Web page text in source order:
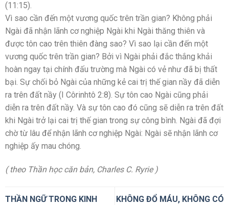
(11:15).
Vì sao cần đến một vương quốc trên trần gian? Không phải
Ngài đã nhận lãnh cơ nghiệp Ngài khi Ngài thăng thiên và
được tôn cao trên thiên đàng sao? Vì sao lại cần đến một
vương quốc trên trần gian? Bởi vì Ngài phải đắc thắng khải
hoàn ngay tại chính đấu trường mà Ngài có vẻ như đã bị thất
bại. Sự chối bỏ Ngài của những kẻ cai trị thế gian nầy đã diễn
ra trên đất nầy (I Côrinhtô 2:8). Sự tôn cao Ngài cũng phải
diễn ra trên đất nầy. Và sự tôn cao đó cũng sẽ diễn ra trên đất
khi Ngài trở lại cai trị thế gian trong sự công bình. Ngài đã đợi
chờ từ lâu để nhận lãnh cơ nghiệp Ngài: Ngài sẽ nhận lãnh cơ
nghiệp ấy mau chóng.
( theo Thần học căn bản, Charles C. Ryrie )
THẦN NGỮ TRONG KINH
KHÔNG ĐỔ MÁU, KHÔNG CÓ